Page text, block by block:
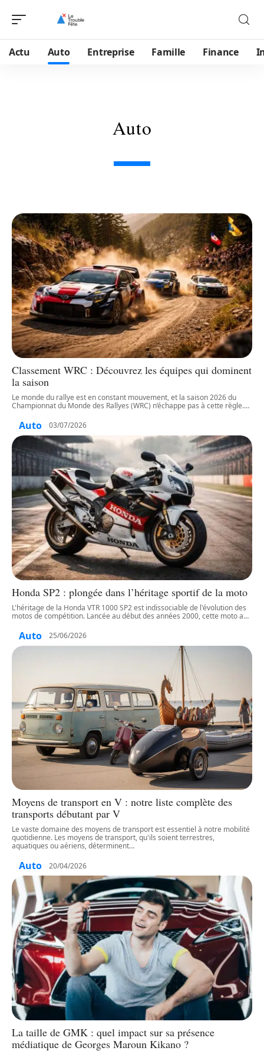
Actu Auto Entreprise Famille Finance
Auto
Classement WRC : Découvrez les équipes qui dominent
la saison
Le monde du rallye est en constant mouvement, et la saison 2026 du
Championnat du Monde des Rallyes (WRC) n’échappe pas à cette règle.…
Auto 03/07/2026
Honda SP2 : plongée dans l’héritage sportif de la moto
L'héritage de la Honda VTR 1000 SP2 est indissociable de l'évolution des
motos de compétition. Lancée au début des années 2000, cette moto a…
Auto 25/06/2026
Moyens de transport en V : notre liste complète des
transports débutant par V
Le vaste domaine des moyens de transport est essentiel à notre mobilité
quotidienne. Les moyens de transport, qu'ils soient terrestres,
aquatiques ou aériens, déterminent…
Auto 20/04/2026
La taille de GMK : quel impact sur sa présence
médiatique de Georges Maroun Kikano ?